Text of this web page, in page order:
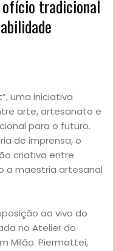
tradicional
uma iniciativa
arte, artesanato e
para o futuro.
de imprensa, o
criativa entre
a maestria artesanal
ao vivo do
no Atelier do
Milão. Piermattei,